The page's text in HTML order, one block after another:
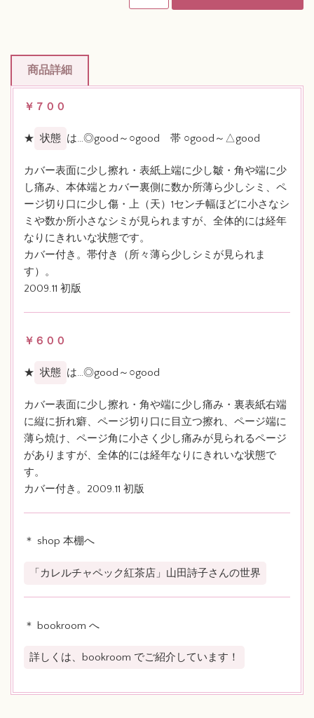
商品詳細
￥７００
★ 状態 は…◎good～○good 帯 ○good～△good
カバー表面に少し擦れ・表紙上端に少し皺・角や端に少
し痛み、本体端とカバー裏側に数か所薄ら少しシミ、ペ
ージ切り口に少し傷・上（天）1センチ幅ほどに小さなシ
ミや数か所小さなシミが見られますが、全体的には経年
なりにきれいな状態です。
カバー付き。帯付き（所々薄ら少しシミが見られま
す）。
2009.11 初版
￥６００
★ 状態 は…◎good～○good
カバー表面に少し擦れ・角や端に少し痛み・裏表紙右端
に縦に折れ癖、ページ切り口に目立つ擦れ、ページ端に
薄ら焼け、ページ角に小さく少し痛みが見られるページ
がありますが、全体的には経年なりにきれいな状態で
す。
カバー付き。2009.11 初版
＊ shop 本棚へ
「カレルチャペック紅茶店」山田詩子さんの世界
＊ bookroom へ
詳しくは、bookroom でご紹介しています！